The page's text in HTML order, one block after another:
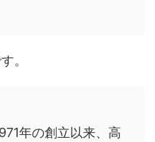
。
年の創立以来、高